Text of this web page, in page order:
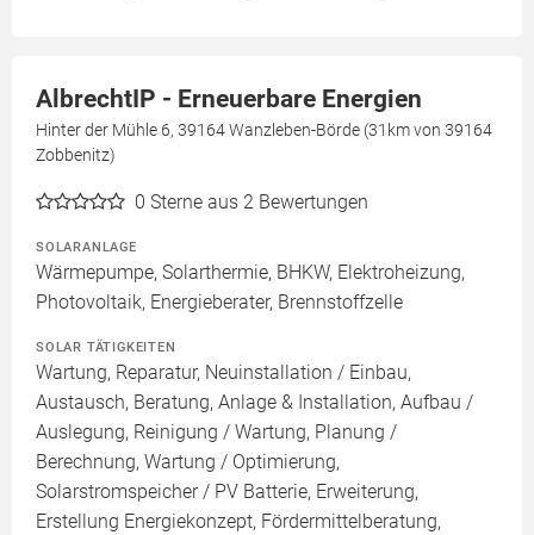
AlbrechtIP - Erneuerbare Energien
Hinter der Mühle 6, 39164 Wanzleben-Börde (31km von 39164
Zobbenitz)
0 Sterne aus 2 Bewertungen
SOLARANLAGE
Wärmepumpe, Solarthermie, BHKW, Elektroheizung,
Photovoltaik, Energieberater, Brennstoffzelle
SOLAR TÄTIGKEITEN
Wartung, Reparatur, Neuinstallation / Einbau,
Austausch, Beratung, Anlage & Installation, Aufbau /
Auslegung, Reinigung / Wartung, Planung /
Berechnung, Wartung / Optimierung,
Solarstromspeicher / PV Batterie, Erweiterung,
Erstellung Energiekonzept, Fördermittelberatung,